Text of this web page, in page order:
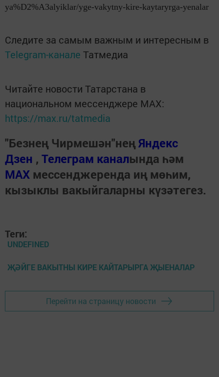
ya%D2%A3alyiklar/yge-vakytny-kire-kaytaryrga-yenalar
Следите за самым важным и интересным в
Telegram-канале Татмедиа
Читайте новости Татарстана в
национальном мессенджере MАХ:
https://max.ru/tatmedia
"Безнең Чирмешән"неңЯндекс
Дзен , Телеграм каналында һәм
МАХ мессенджеренда иң мөһим,
кызыклы вакыйгаларны күзәтегез.
Теги:
UNDEFINED
ҖӘЙГЕ ВАКЫТНЫ КИРЕ КАЙТАРЫРГА ҖЫЕНАЛАР
Перейти на страницу новости